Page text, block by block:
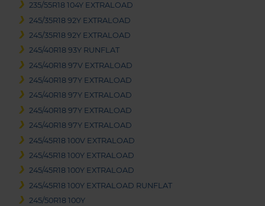
235/55R18 104Y EXTRALOAD
245/35R18 92Y EXTRALOAD
245/35R18 92Y EXTRALOAD
245/40R18 93Y RUNFLAT
245/40R18 97V EXTRALOAD
245/40R18 97Y EXTRALOAD
245/40R18 97Y EXTRALOAD
245/40R18 97Y EXTRALOAD
245/40R18 97Y EXTRALOAD
245/45R18 100V EXTRALOAD
245/45R18 100Y EXTRALOAD
245/45R18 100Y EXTRALOAD
245/45R18 100Y EXTRALOAD RUNFLAT
245/50R18 100Y